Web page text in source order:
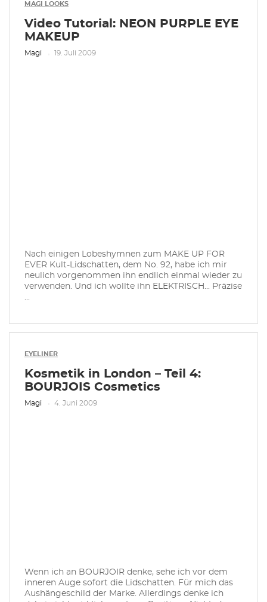
MAGI LOOKS
Video Tutorial: NEON PURPLE EYE
MAKEUP
Magi 19. Juli 2009
Nach einigen Lobeshymnen zum MAKE UP FOR
EVER Kult-Lidschatten, dem No. 92, habe ich mir
neulich vorgenommen ihn endlich einmal wieder zu
verwenden. Und ich wollte ihn ELEKTRISCH... Präzise
EYELINER
Kosmetik in London – Teil 4:
BOURJOIS Cosmetics
Magi 4. Juni 2009
Wenn ich an BOURJOIR denke, sehe ich vor dem
inneren Auge sofort die Lidschatten. Für mich das
Aushängeschild der Marke. Allerdings denke ich